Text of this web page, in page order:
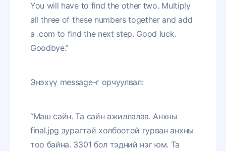
You will have to find the other two. Multiply
all three of these numbers together and add
a .com to find the next step. Good luck.
Goodbye.”
Энэхүү message-г орчуулвал:
“Маш сайн. Та сайн ажиллалаа. Анхны
final.jpg зурагтай холбоотой гурван анхны
тоо байна. 3301 бол тэдний нэг юм. Та